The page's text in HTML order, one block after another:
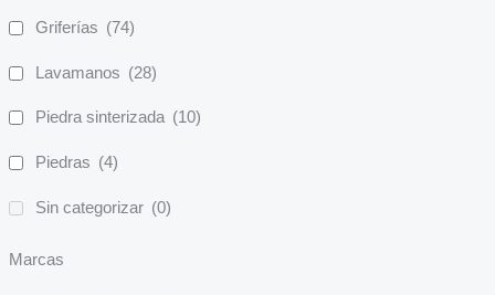
Griferías (74)
Lavamanos (28)
Piedra sinterizada (10)
Piedras (4)
Sin categorizar (0)
Marcas